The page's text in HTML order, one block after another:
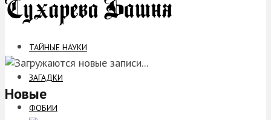
ТАЙНЫЕ НАУКИ
ЗАГАДКИ
ФОБИИ
Новые